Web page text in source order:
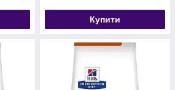
Купити